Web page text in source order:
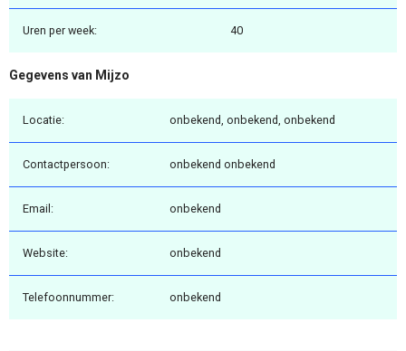
Uren per week: 40
Gegevens van Mijzo
Locatie: onbekend, onbekend, onbekend
Contactpersoon: onbekend onbekend
Email: onbekend
Website: onbekend
Telefoonnummer: onbekend